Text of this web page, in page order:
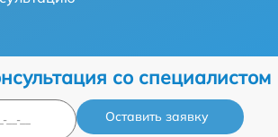
со специалистом
Оставить заявку